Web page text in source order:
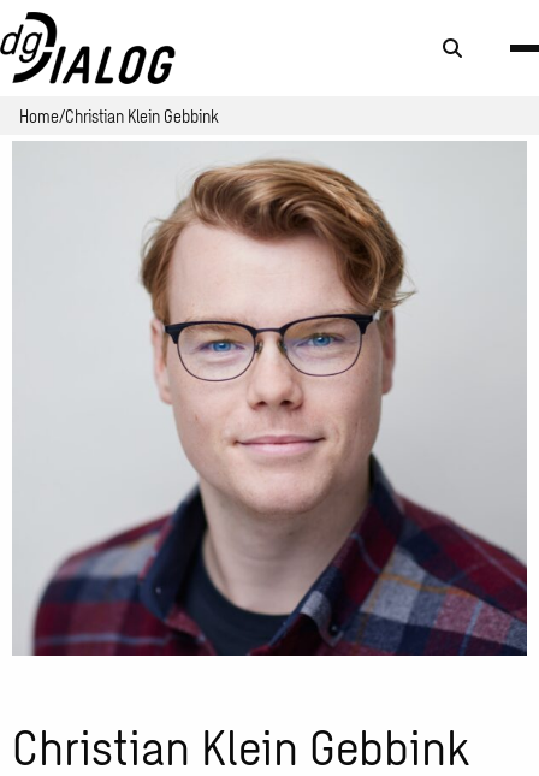
Zoek
Home Christian Klein Gebbink
Christian Klein Gebbink